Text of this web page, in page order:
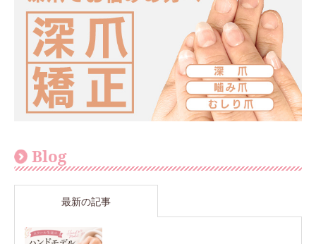
Blog
最新の記事